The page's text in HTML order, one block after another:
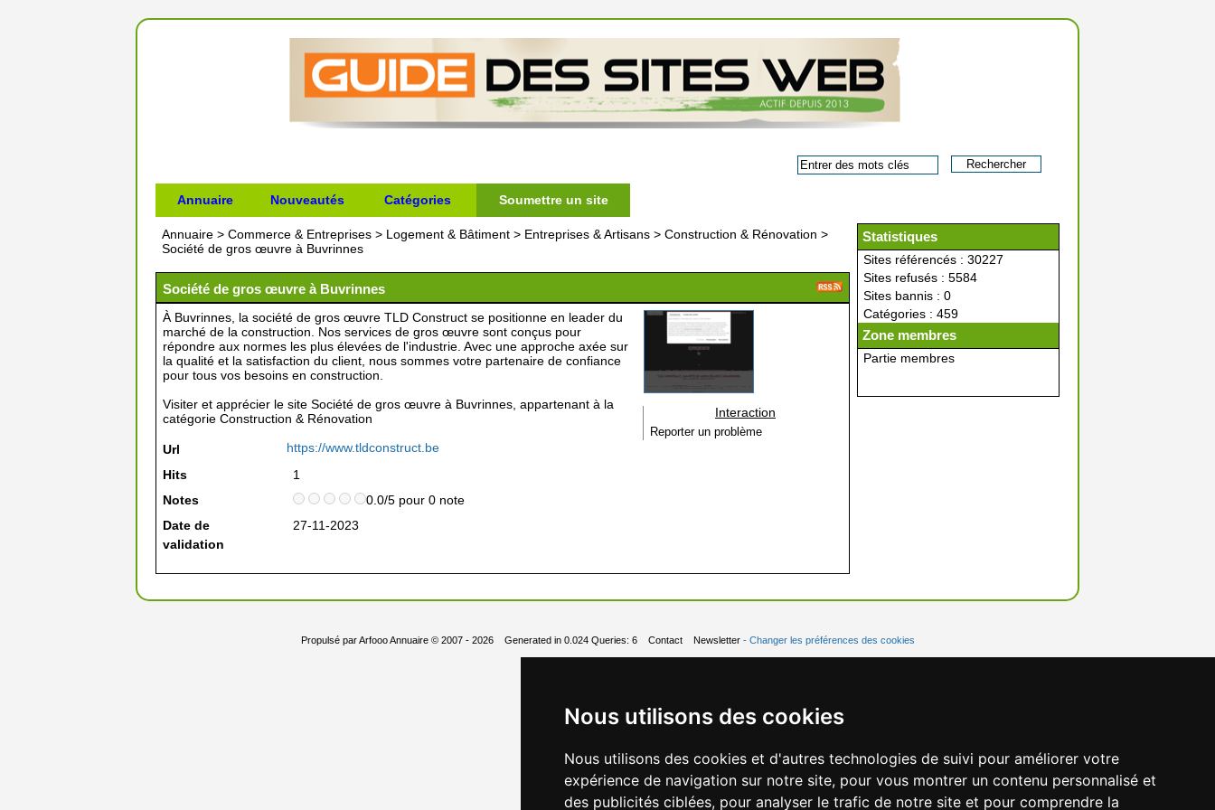
Nous utilisons des cookies
Nous utilisons des cookies et d'autres technologies de suivi pour améliorer votre
expérience de navigation sur notre site, pour vous montrer un contenu personnalisé et
des publicités ciblées, pour analyser le trafic de notre site et pour comprendre la
Annuaire Nouveautés Catégories Soumettre un site
Statistiques
Sites référencés : 30227
Sites refusés : 5584
Sites bannis : 0
Catégories : 459
Zone membres
Partie membres
Annuaire > Commerce & Entreprises > Logement & Bâtiment > Entreprises & Artisans > Construction & Rénovation >
Société de gros œuvre à Buvrinnes
Société de gros œuvre à Buvrinnes
À Buvrinnes, la société de gros œuvre TLD Construct se positionne en leader du
marché de la construction. Nos services de gros œuvre sont conçus pour
répondre aux normes les plus élevées de l'industrie. Avec une approche axée sur
la qualité et la satisfaction du client, nous sommes votre partenaire de confiance
pour tous vos besoins en construction.
Visiter et apprécier le site Société de gros œuvre à Buvrinnes, appartenant à la
catégorie Construction & Rénovation
Url
https://www.tldconstruct.be
Hits
1
Notes
0.0/5 pour 0 note
Date de
validation
27-11-2023
Interaction
Reporter un problème
Propulsé parArfooo Annuaire© 2007 - 2026 Generated in 0.024 Queries: 6 Contact Newsletter - Changer les préférences des cookies